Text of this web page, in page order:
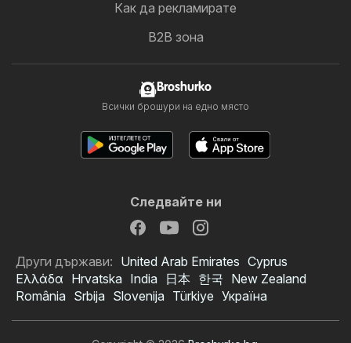
Как да рекламирате
B2B зона
Broshurko
Всички брошури на едно място
Следвайте ни
Други държави: United Arab Emirates Cyprus
Ελλάδα Hrvatska India 日本 한국 New Zealand
România Srbija Slovenija Türkiye Україна